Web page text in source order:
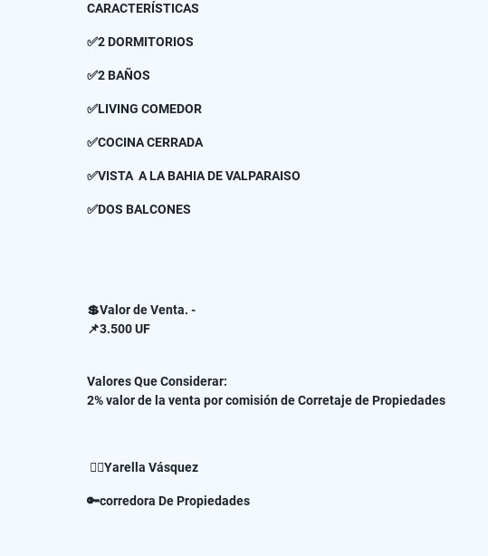
CARACTERÍSTICAS
✅2 DORMITORIOS
✅2 BAÑOS
✅LIVING COMEDOR
✅COCINA CERRADA
✅VISTA A LA BAHIA DE VALPARAISO
✅DOS BALCONES
💲Valor de Venta. -
📌3.500 UF
Valores Que Considerar:
2% valor de la venta por comisión de Corretaje de Propiedades
✍🏻Yarella Vásquez
🔑corredora De Propiedades